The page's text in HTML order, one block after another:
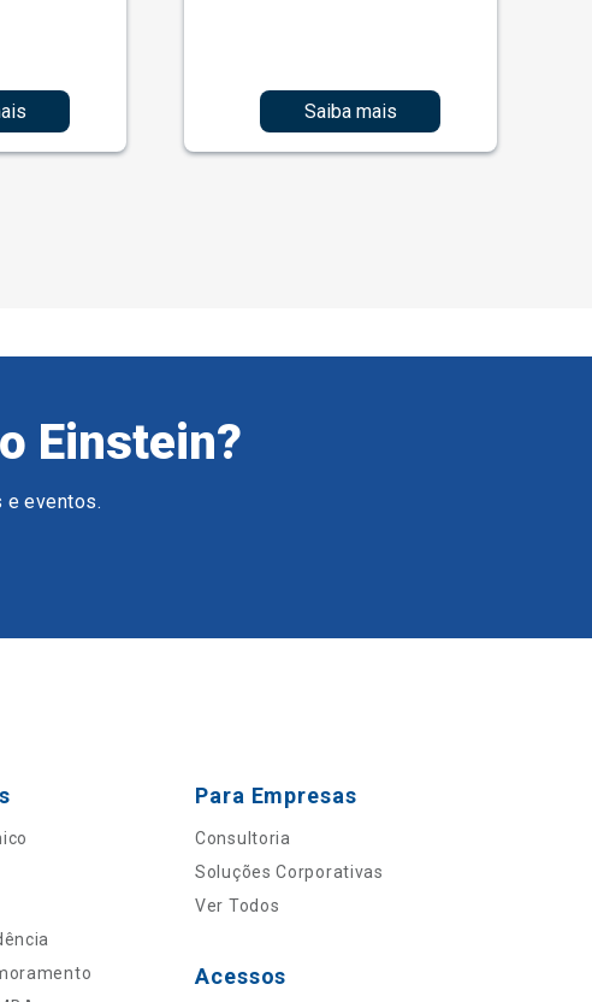
Saiba mais
Einstein?
eventos.
Para Empresas
Consultoria
Soluções Corporativas
Ver Todos
Acessos